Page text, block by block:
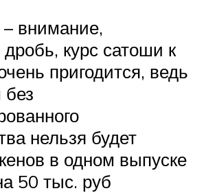
– внимание,
курс сатоши к
пригодится, ведь
без
нельзя будет
в одном выпуске
50 тыс. руб